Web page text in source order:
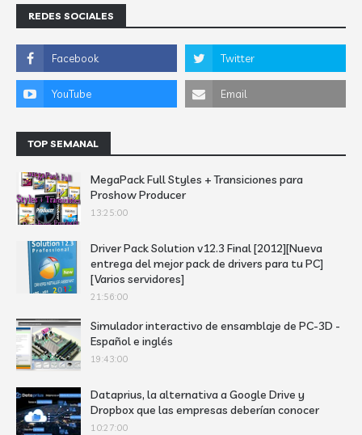
REDES SOCIALES
TOP SEMANAL
MegaPack Full Styles + Transiciones para
Proshow Producer
13:25:00
Driver Pack Solution v12.3 Final [2012][Nueva
entrega del mejor pack de drivers para tu PC]
[Varios servidores]
21:56:00
Simulador interactivo de ensamblaje de PC-3D -
Español e inglés
19:43:00
Dataprius, la alternativa a Google Drive y
Dropbox que las empresas deberían conocer
10:27:00